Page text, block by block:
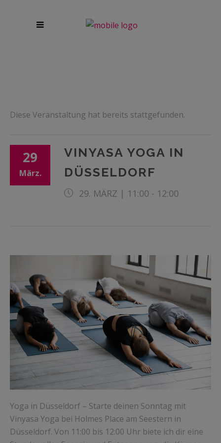
Diese Veranstaltung hat bereits stattgefunden.
29
März.
VINYASA YOGA IN
DÜSSELDORF
29. MÄRZ | 11:00 - 12:00
Yoga in Düsseldorf – Starte deinen Sonntag mit
Vinyasa Yoga bei Holmes Place am Seestern in
Düsseldorf. Von 11:00 bis 12:00 Uhr biete ich dir eine